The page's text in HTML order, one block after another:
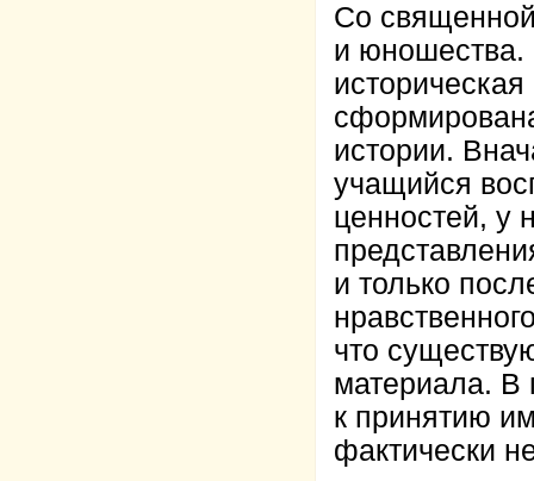
Со священной
и юношества.
истории.
учащийся
ценностей, у
и только
что
материала. В
к принятию
фактически